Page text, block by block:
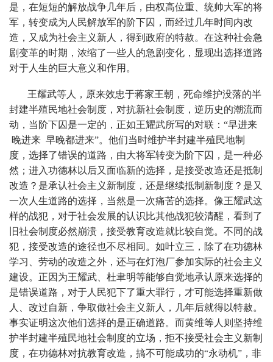
是，在短短的解放战争几年后，由权高位重、统帅大军的将
军，转变成为人民解放军的阶下囚，而经过几年时间内改
造，又成为社会主义新人，得到政府的特赦。在这种社会急
剧变革的时期，浓缩了一些人的急剧变化，显现出选择道路
对于人生的巨大意义和作用。
王耀武等人，原来效忠于蒋家王朝，死命维护没落的半
封建半殖民地社会制度，对抗新社会制度，逆历史的潮流而
动，当阶下囚是一定的，正如王耀武所写的对联：“早进来
晚进来 早晚都进来”。他们当时维护半封建半殖民地制
度，选择了错误的道路，由大将军转变为阶下囚，是一种必
然；进入功德林以后又面临新的选择，是接受改造还是抵制
改造？是承认社会主义新制度，还是继续抵制新制度？是又
一次人生道路的选择，当然是一次痛苦的选择。像王耀武这
样的战犯，对于社会发展的认识比其他战犯较清醒，看到了
旧社会制度必然崩溃，接受教育改造就比较自觉。不同的战
犯，接受改造的途径也不尽相同。如叶立三，除了在功德林
学习、劳动的改造之外，还与在灯泡厂参加实际的社会主义
建设。正因为王耀武、杜聿明等能够自觉地承认原来选择的
是错误道路，对于人民犯下了重大罪行，才可能选择重新做
人、改过自新，争取做社会主义新人，几年后就得以特赦。
事实证明这次他们选择的是正确道路。而黄维等人则坚持维
护半封建半殖民地社会制度的立场，拒不接受社会主义新制
度，在功德林对抗教育改造，搞不可能成功的“永动机”，非